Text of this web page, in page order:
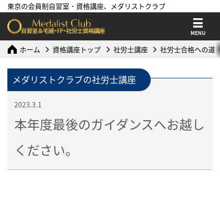
東京の会員制自習室・資格講座、メダリストクラブ
MENU
ホーム 資格講座トップ 社労士講座 社労士合格への道
メダリストクラブの社労士講座
2023.3.1
本年度最後のガイダンスへお越し
ください。